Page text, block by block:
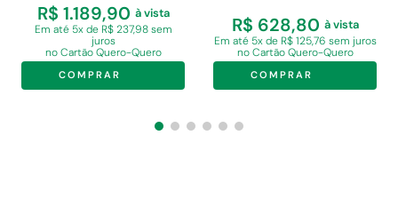
R$ 1.189,90 à vista
Em até 5x de R$ 237,98 sem
juros
no Cartão Quero-Quero
COMPRAR
R$ 628,80 à vista
Em até 5x de R$ 125,76 sem juros
no Cartão Quero-Quero
COMPRAR